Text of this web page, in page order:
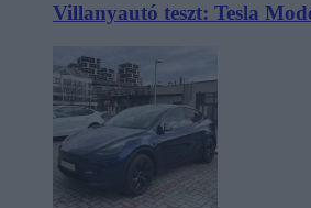
Villanyautó teszt: Tesla